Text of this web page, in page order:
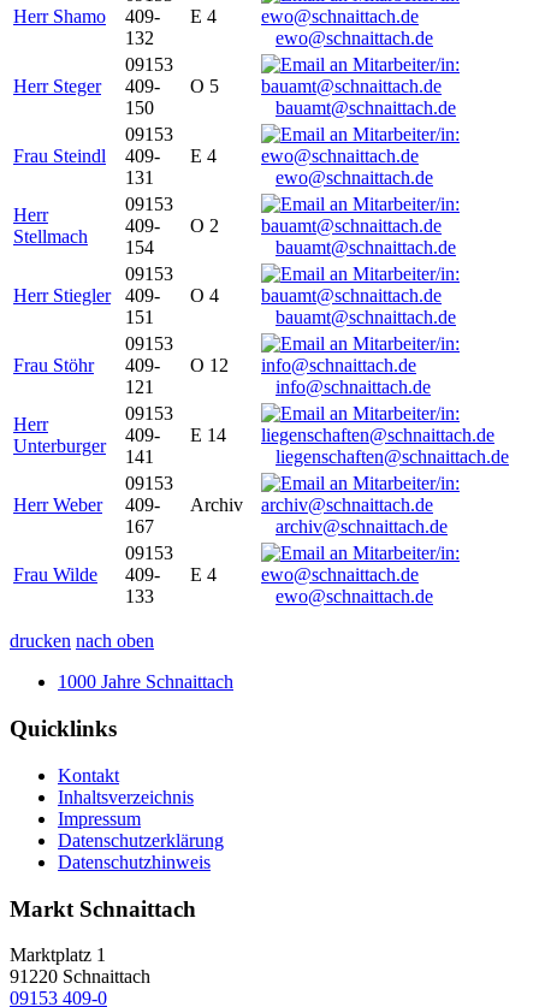
Herr Shamo
409-
132
E 4
ewo@schnaittach.de
Herr Steger
09153
409-
150
O 5
bauamt@schnaittach.de
Frau Steindl
09153
409-
131
E 4
ewo@schnaittach.de
Herr
Stellmach
09153
409-
154
O 2
bauamt@schnaittach.de
Herr Stiegler
09153
409-
151
O 4
bauamt@schnaittach.de
Frau Stöhr
09153
409-
121
O 12
info@schnaittach.de
Herr
Unterburger
09153
409-
141
E 14
liegenschaften@schnaittach.de
Herr Weber
09153
409-
167
Archiv
archiv@schnaittach.de
Frau Wilde
09153
409-
133
E 4
ewo@schnaittach.de
drucken nach oben
1000 Jahre Schnaittach
Quicklinks
Kontakt
Inhaltsverzeichnis
Impressum
Datenschutzerklärung
Datenschutzhinweis
Markt Schnaittach
Marktplatz 1
91220 Schnaittach
09153 409-0